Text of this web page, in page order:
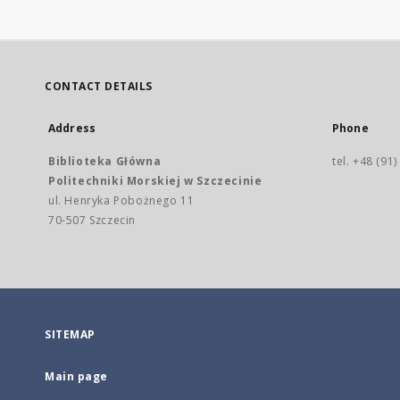
CONTACT DETAILS
Address
Biblioteka Główna
Politechniki Morskiej w Szczecinie
ul. Henryka Pobożnego 11
70-507 Szczecin
Phone
tel. +48
SITEMAP
Main page